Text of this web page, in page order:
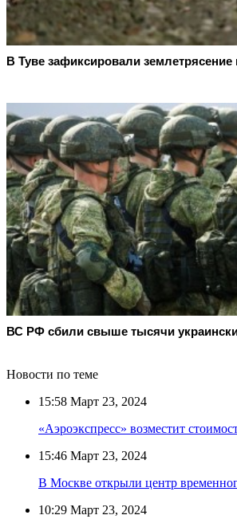
В Туве зафиксировали землетрясение
ВС РФ сбили свыше тысячи
Новости по теме
15:58 Март 23, 2024
«Аэроэкспресс» возместит
15:46 Март 23, 2024
В Москве открыли центр
10:29 Март 23, 2024